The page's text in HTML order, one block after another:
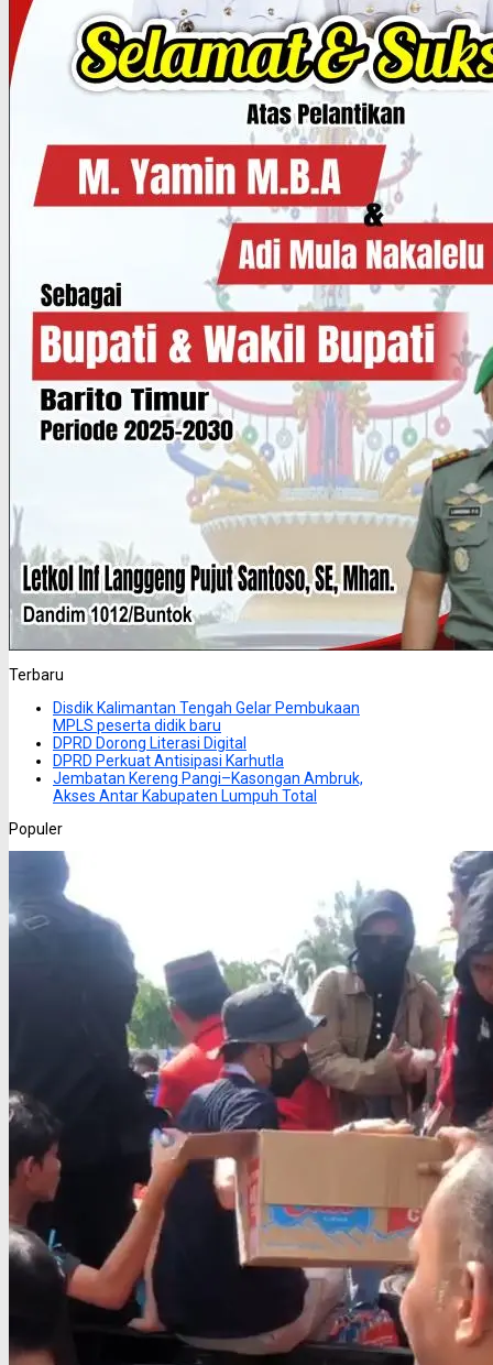
Terbaru
Disdik Kalimantan Tengah Gelar Pembukaan
MPLS peserta didik baru
DPRD Dorong Literasi Digital
DPRD Perkuat Antisipasi Karhutla
Jembatan Kereng Pangi–Kasongan Ambruk,
Akses Antar Kabupaten Lumpuh Total
Populer